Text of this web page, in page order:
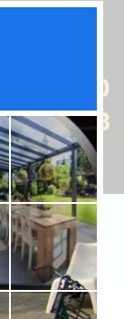
2000
2008